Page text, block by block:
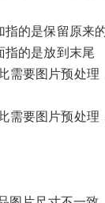
的是保留原来
的是放到末尾
要图片预处理
要图片预处理